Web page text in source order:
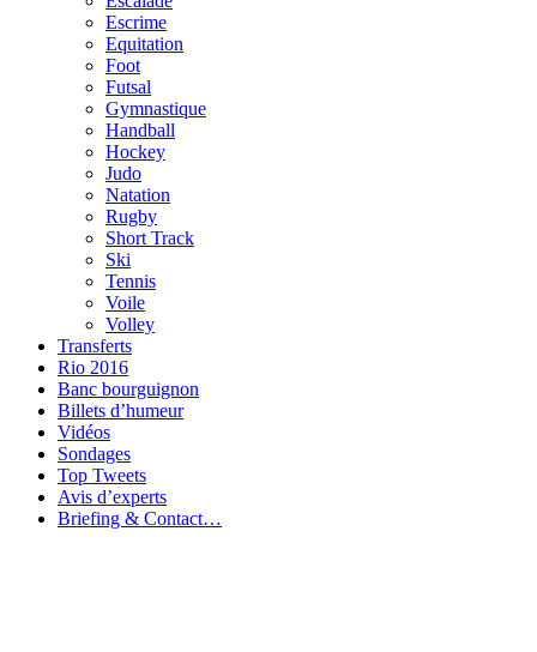
Escrime
Equitation
Foot
Futsal
Gymnastique
Handball
Hockey
Judo
Natation
Rugby
Short Track
Ski
Tennis
Voile
Volley
Transferts
Rio 2016
Banc bourguignon
Billets d’humeur
Vidéos
Sondages
Top Tweets
Avis d’experts
Briefing & Contact…